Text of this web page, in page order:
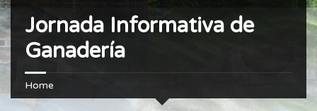
Jornada Informativa de
Ganadería
Home